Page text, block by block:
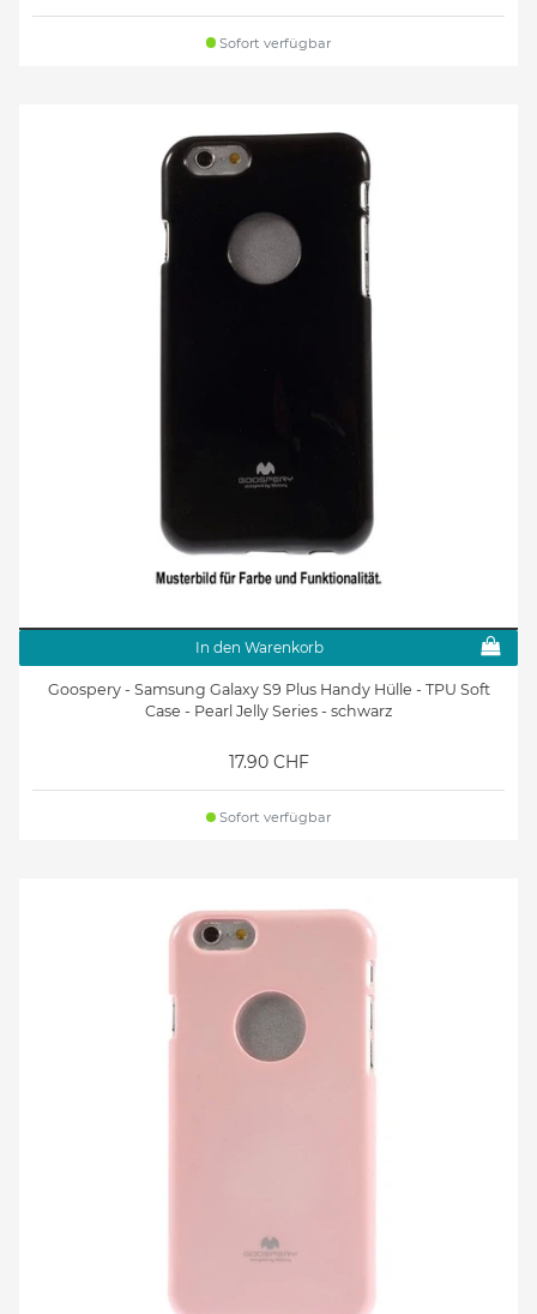
Sofort verfügbar
In den Warenkorb
Goospery - Samsung Galaxy S9 Plus Handy Hülle - TPU Soft
Case - Pearl Jelly Series - schwarz
17.90 CHF
Sofort verfügbar